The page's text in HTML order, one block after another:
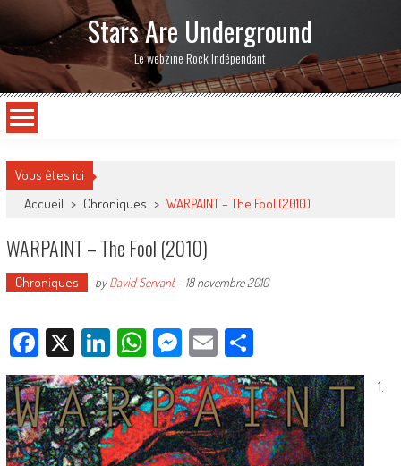
Stars Are Underground
Le webzine Rock Indépendant
Vous êtes ici
Accueil > Chroniques > WARPAINT – The Fool (2010)
WARPAINT – The Fool (2010)
Chroniques byDavid Servant- 18 novembre 2010
Facebook
X LinkedIn
WhatsApp
Messenger
EmailPartager
1.